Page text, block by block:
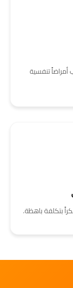
أمراضاً تنفسية
بتكلفة باهظة.